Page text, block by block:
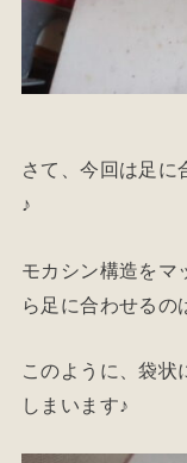
さて、今回は足に
♪
モカシン構造をマ
ら足に合わせるの
このように、袋状
しまいます♪